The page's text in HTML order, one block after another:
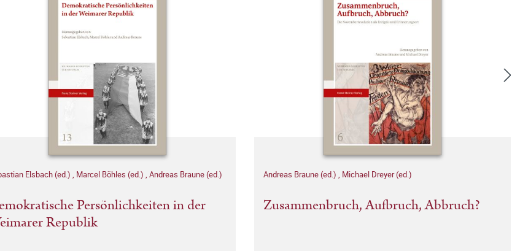
Elsbach (ed.) , Marcel Böhles (ed.) , Andreas Braune (ed.)
Persönlichkeiten in der
Republik
Andreas Braune (ed.) , Michael Dreyer (ed.)
Zusammenbruch, Aufbruch, Abbruch?